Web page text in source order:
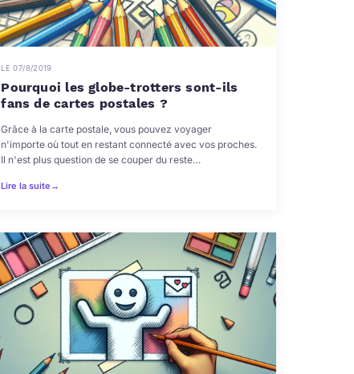
LE 07/8/2019
Pourquoi les globe-trotters sont-ils
fans de cartes postales ?
Grâce à la carte postale, vous pouvez voyager
n'importe où tout en restant connecté avec vos proches.
Il n'est plus question de se couper du reste…
Lire la suite →